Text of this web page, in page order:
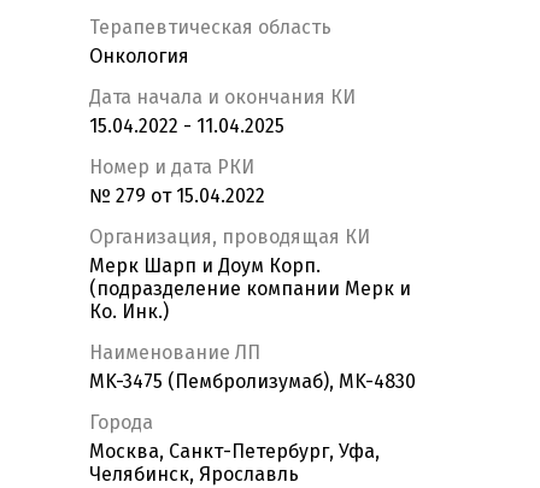
Терапевтическая область
Онкология
Дата начала и окончания КИ
15.04.2022 - 11.04.2025
Номер и дата РКИ
№ 279 от 15.04.2022
Организация, проводящая КИ
Мерк Шарп и Доум Корп.
(подразделение компании Мерк и
Ко. Инк.)
Наименование ЛП
MK-3475 (Пембролизумаб), MK-4830
Города
Москва, Санкт-Петербург, Уфа,
Челябинск, Ярославль